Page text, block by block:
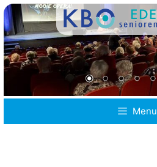
Ga
naar
de
inhoud
Menu